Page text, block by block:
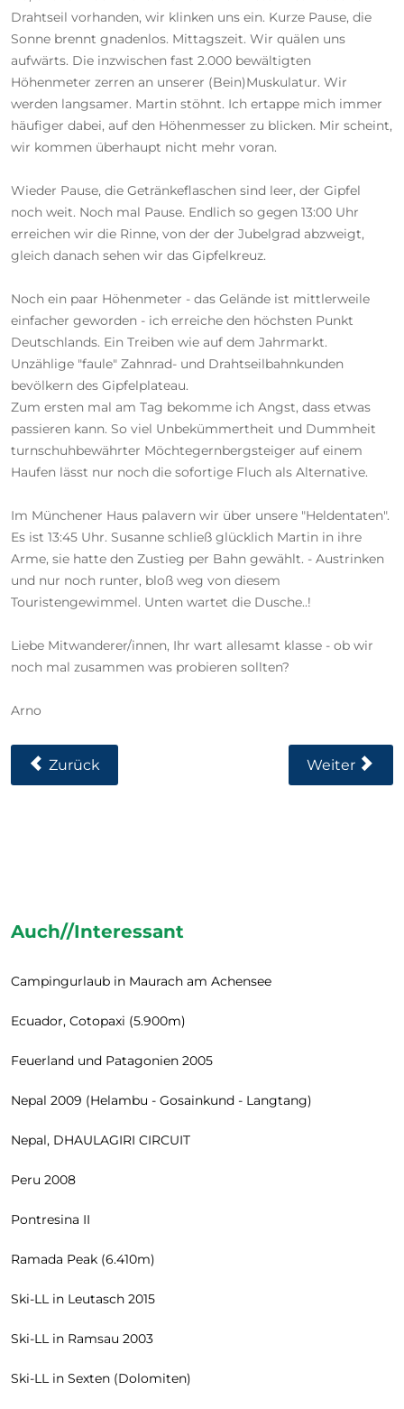
Drahtseil vorhanden, wir klinken uns ein. Kurze Pause, die
Sonne brennt gnadenlos. Mittagszeit. Wir quälen uns
aufwärts. Die inzwischen fast 2.000 bewältigten
Höhenmeter zerren an unserer (Bein)Muskulatur. Wir
werden langsamer. Martin stöhnt. Ich ertappe mich immer
häufiger dabei, auf den Höhenmesser zu blicken. Mir scheint,
wir kommen überhaupt nicht mehr voran.
Wieder Pause, die Getränkeflaschen sind leer, der Gipfel
noch weit. Noch mal Pause. Endlich so gegen 13:00 Uhr
erreichen wir die Rinne, von der der Jubelgrad abzweigt,
gleich danach sehen wir das Gipfelkreuz.
Noch ein paar Höhenmeter - das Gelände ist mittlerweile
einfacher geworden - ich erreiche den höchsten Punkt
Deutschlands. Ein Treiben wie auf dem Jahrmarkt.
Unzählige "faule" Zahnrad- und Drahtseilbahnkunden
bevölkern des Gipfelplateau.
Zum ersten mal am Tag bekomme ich Angst, dass etwas
passieren kann. So viel Unbekümmertheit und Dummheit
turnschuhbewährter Möchtegernbergsteiger auf einem
Haufen lässt nur noch die sofortige Fluch als Alternative.
Im Münchener Haus palavern wir über unsere "Heldentaten".
Es ist 13:45 Uhr. Susanne schließ glücklich Martin in ihre
Arme, sie hatte den Zustieg per Bahn gewählt. - Austrinken
und nur noch runter, bloß weg von diesem
Touristengewimmel. Unten wartet die Dusche..!
Liebe Mitwanderer/innen, Ihr wart allesamt klasse - ob wir
noch mal zusammen was probieren sollten?
Arno
Vorheriger Beitrag: Campingurlaub In Maurach Am
Zurück Nächster
Weiter
Auch//Interessant
Campingurlaub in Maurach am Achensee
Ecuador, Cotopaxi (5.900m)
Feuerland und Patagonien 2005
Nepal 2009 (Helambu - Gosainkund - Langtang)
Nepal, DHAULAGIRI CIRCUIT
Peru 2008
Pontresina II
Ramada Peak (6.410m)
Ski-LL in Leutasch 2015
Ski-LL in Ramsau 2003
Ski-LL in Sexten (Dolomiten)